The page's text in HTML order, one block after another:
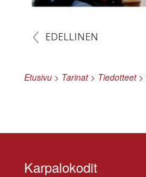
EDELLINEN
Etusivu > Tarinat> Tiedotteet>
Karpalokodit